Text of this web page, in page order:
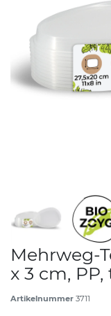
Mehrweg-
x 3 cm,
Artikelnummer 3711